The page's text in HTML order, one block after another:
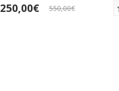
250,00€ 550,00€